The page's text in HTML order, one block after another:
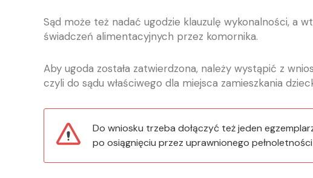
Sąd może też nadać ugodzie klauzulę wykonalności, a
świadczeń alimentacyjnych przez komornika.
Aby ugoda została zatwierdzona, należy wystąpić z
czyli do sądu właściwego dla miejsca zamieszkania
Do wniosku trzeba dołączyć też jeden
po osiągnięciu przez uprawnionego